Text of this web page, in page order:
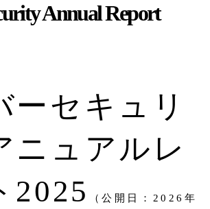
Annual Report
ーセキュリ
ニュアルレ
2025
（公開日：2026年